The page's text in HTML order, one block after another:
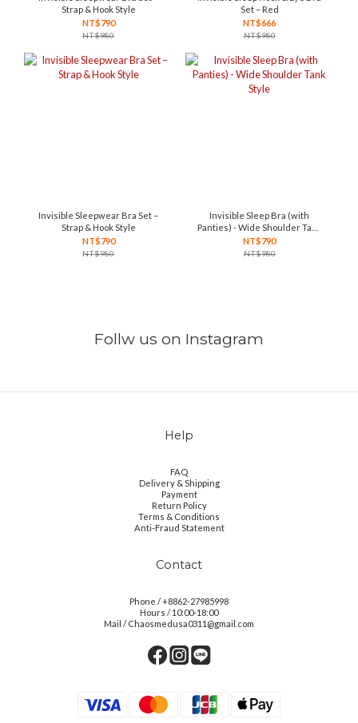
Strap & Hook Style
NT$790
NT$980
Set – Red
NT$666
NT$980
Invisible Sleepwear Bra Set –
Strap & Hook Style
NT$790
NT$980
Invisible Sleep Bra (with
Panties) - Wide Shoulder Tank
Style
NT$790
NT$980
Follw us on Instagram
Help
FAQ
Delivery & Shipping
Payment
Return Policy
Terms & Conditions
Anti-Fraud Statement
Contact
Phone / +8862-27985998
Hours / 10:00-18:00
Mail / Chaosmedusa0311@gmail.com